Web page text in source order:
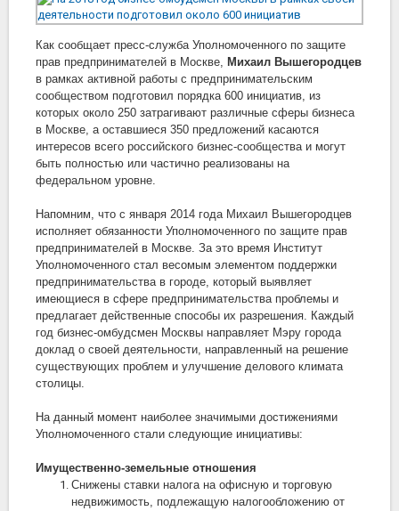
Как сообщает пресс-служба Уполномоченного по защите
прав предпринимателей в Москве, Михаил Вышегородцев
в рамках активной работы с предпринимательским
сообществом подготовил порядка 600 инициатив, из
которых около 250 затрагивают различные сферы бизнеса
в Москве, а оставшиеся 350 предложений касаются
интересов всего российского бизнес-сообщества и могут
быть полностью или частично реализованы на
федеральном уровне.
Напомним, что с января 2014 года Михаил Вышегородцев
исполняет обязанности Уполномоченного по защите прав
предпринимателей в Москве. За это время Институт
Уполномоченного стал весомым элементом поддержки
предпринимательства в городе, который выявляет
имеющиеся в сфере предпринимательства проблемы и
предлагает действенные способы их разрешения. Каждый
год бизнес-омбудсмен Москвы направляет Мэру города
доклад о своей деятельности, направленный на решение
существующих проблем и улучшение делового климата
столицы.
На данный момент наиболее значимыми достижениями
Уполномоченного стали следующие инициативы:
Имущественно-земельные отношения
Снижены ставки налога на офисную и торговую
недвижимость, подлежащую налогообложению от